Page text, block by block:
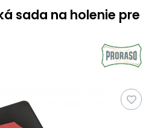
sada na holenie pre